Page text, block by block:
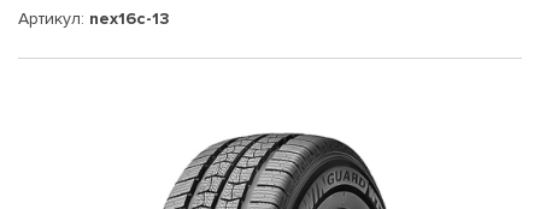
Артикул: nex16c-13